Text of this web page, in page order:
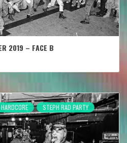
2019 – FACE B
HARDCORE STEPH RAD PARTY